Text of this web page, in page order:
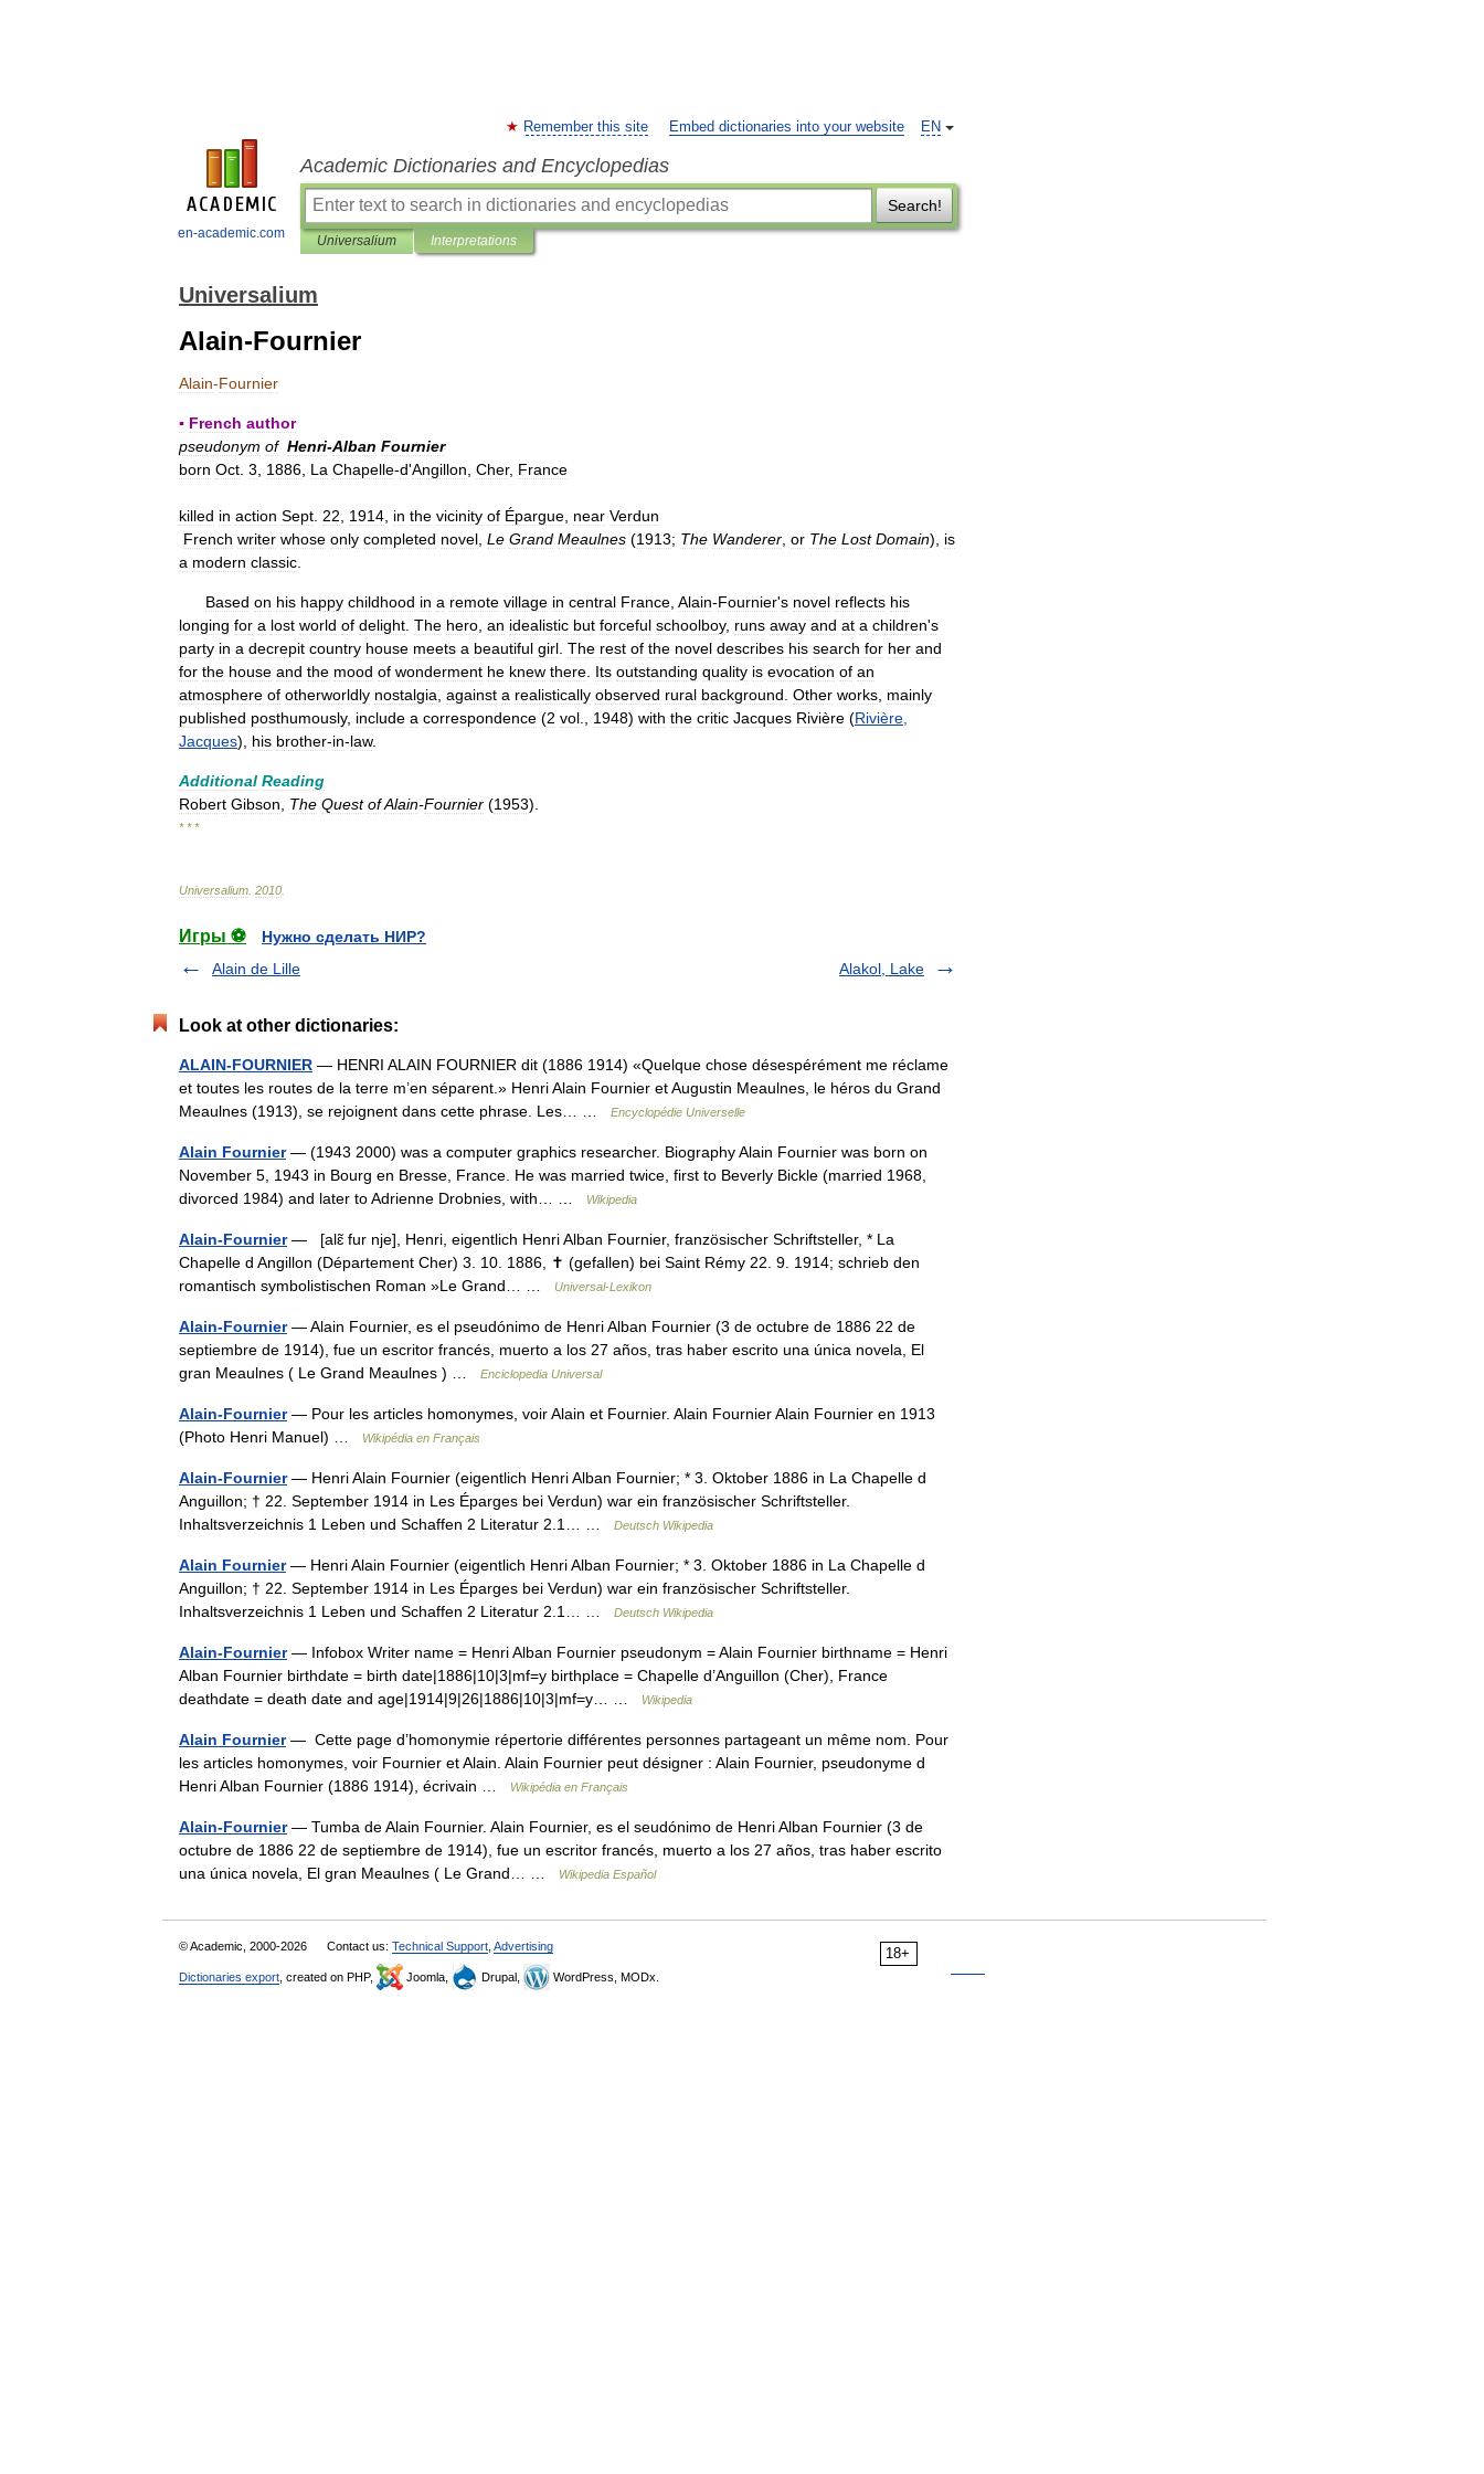
en-academic.com
EN
Remember this site Embed dictionaries into your website
Academic Dictionaries and Encyclopedias
Search!
Universalium Interpretations
Universalium
Alain-Fournier
Alain-Fournier
▪ French author
pseudonym of Henri-Alban Fournier
born Oct 3 1886 La Chapelle-d'Angillon Cher, France
killed in action Sept 22 1914 in the vicinity of Épargue near Verdun
French writer whose only completed novel Le Grand Meaulnes (1913; The Wanderer or The Lost Domain), is
a modern classic
Based on his happy childhood in a remote village in central France Alain-Fournier's novel reflects his
longing for a lost world of delight The hero an idealistic but forceful schoolboy, runs away and at a children's
party in a decrepit country house meets a beautiful girl The rest of the novel describes his search for her and
for the house and the mood of wonderment he knew there Its outstanding quality is evocation of an
atmosphere of otherworldly nostalgia against a realistically observed rural background Other works mainly
published posthumously, include a correspondence (2 vol 1948) with the critic Jacques Rivière (Rivière
Jacques), his brother-in-law.
Additional Reading
Robert Gibson The Quest ofAlain-Fournier (1953).
* * *
Universalium 2010
Игры ⚽
Нужно сделать НИР?
Alain de Lille
Alakol, Lake
Look at other dictionaries:
ALAIN-FOURNIER — HENRI ALAIN FOURNIER dit (1886 1914) «Quelque chose désespérément me réclame
et toutes les routes de la terre m’en séparent.» Henri Alain Fournier et Augustin Meaulnes, le héros du Grand
Meaulnes (1913), se rejoignent dans cette phrase. Les… …
Encyclopédie Universelle
Alain Fournier— (1943 2000) was a computer graphics researcher. Biography Alain Fournier was born on
November 5, 1943 in Bourg en Bresse, France. He was married twice, first to Beverly Bickle (married 1968,
divorced 1984) and later to Adrienne Drobnies, with… …
Wikipedia
Alain-Fournier— [alɛ̃ fur nje], Henri, eigentlich Henri Alban Fournier, französischer Schriftsteller, * La
Chapelle d Angillon (Département Cher) 3. 10. 1886, ✝ (gefallen) bei Saint Rémy 22. 9. 1914; schrieb den
romantisch symbolistischen Roman »Le Grand… …
Universal-Lexikon
Alain-Fournier— Alain Fournier, es el pseudónimo de Henri Alban Fournier (3 de octubre de 1886 22 de
septiembre de 1914), fue un escritor francés, muerto a los 27 años, tras haber escrito una única novela, El
gran Meaulnes ( Le Grand Meaulnes ) …
Enciclopedia Universal
Alain-Fournier— Pour les articles homonymes, voir Alain et Fournier. Alain Fournier Alain Fournier en 1913
(Photo Henri Manuel) …
Wikipédia en Français
Alain-Fournier— Henri Alain Fournier (eigentlich Henri Alban Fournier; * 3. Oktober 1886 in La Chapelle d
Anguillon; † 22. September 1914 in Les Éparges bei Verdun) war ein französischer Schriftsteller.
Inhaltsverzeichnis 1 Leben und Schaffen 2 Literatur 2.1… …
Deutsch Wikipedia
Alain Fournier— Henri Alain Fournier (eigentlich Henri Alban Fournier; * 3. Oktober 1886 in La Chapelle d
Anguillon; † 22. September 1914 in Les Éparges bei Verdun) war ein französischer Schriftsteller.
Inhaltsverzeichnis 1 Leben und Schaffen 2 Literatur 2.1… …
Deutsch Wikipedia
Alain-Fournier— Infobox Writer name = Henri Alban Fournier pseudonym = Alain Fournier birthname = Henri
Alban Fournier birthdate = birth date|1886|10|3|mf=y birthplace = Chapelle d’Anguillon (Cher), France
deathdate = death date and age|1914|9|26|1886|10|3|mf=y… …
Wikipedia
Alain Fournier— Cette page d’homonymie répertorie différentes personnes partageant un même nom. Pour
les articles homonymes, voir Fournier et Alain. Alain Fournier peut désigner : Alain Fournier, pseudonyme d
Henri Alban Fournier (1886 1914), écrivain …
Wikipédia en Français
Alain-Fournier— Tumba de Alain Fournier. Alain Fournier, es el seudónimo de Henri Alban Fournier (3 de
octubre de 1886 22 de septiembre de 1914), fue un escritor francés, muerto a los 27 años, tras haber escrito
una única novela, El gran Meaulnes ( Le Grand… …
Wikipedia Español
18+
© Academic, 2000-2026 Contact us: Technical Support Advertising
Dictionaries export , created on PHP, Joomla, Drupal, WordPress, MODx.